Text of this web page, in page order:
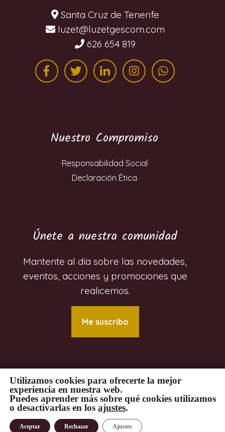
Santa Cruz de Tenerife
moc.mocsegtezul@tezul
626 654 819
Nuestro Compromiso
Responsabilidad Social
Declaración Ética
Únete a nuestra comunidad
Mantente al día sobre las novedades,
eventos, acciones y promociones que
realicemos.
Me suscribo
© 2024 Luzet Gestión Comunicativa. Todos
los derechos reservados. Desarrollada por
Carlos Soriano
Privacidad|Aviso Legal|
Utilizamos cookies para ofrecerte la mejor
experiencia en nuestra web.
Puedes aprender más sobre qué cookies utilizamos
o desactivarlas en los ajustes.
Aceptar Rechazar Ajustes